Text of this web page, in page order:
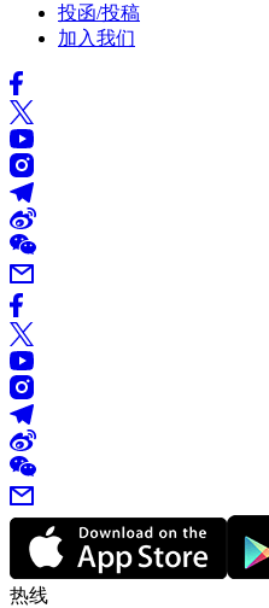
投函/投稿
加入我们
热线